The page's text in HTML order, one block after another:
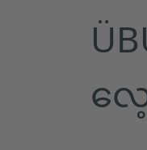
လေ့